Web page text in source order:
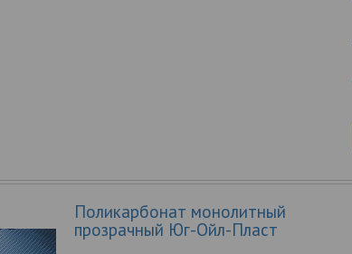
Поликарбонат монолитный
прозрачный Юг-Ойл-Пласт